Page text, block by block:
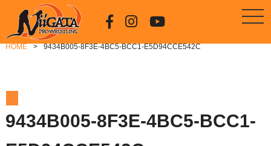
HOME 9434B005-8F3E-4BC5-BCC1-E5D94CCE542C
9434B005-8F3E-4BC5-BCC1-